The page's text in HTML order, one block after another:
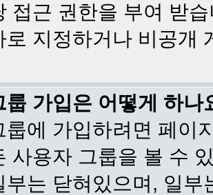
접근 권한을 부여 받
로 지정하거나 비공개
룹 가입은 어떻게 하나
룹에 가입하려면 페이
사용자 그룹을 볼 수
부는 닫혀있으며, 일